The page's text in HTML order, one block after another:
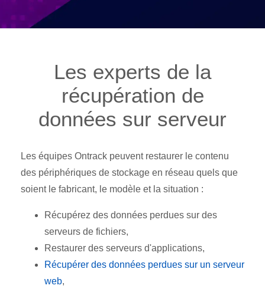
Les experts de la
récupération de
données sur serveur
Les équipes Ontrack peuvent restaurer le contenu
des périphériques de stockage en réseau quels que
soient le fabricant, le modèle et la situation :
Récupérez des données perdues sur des
serveurs de fichiers,
Restaurer des serveurs d'applications,
Récupérer des données perdues sur un serveur
web,